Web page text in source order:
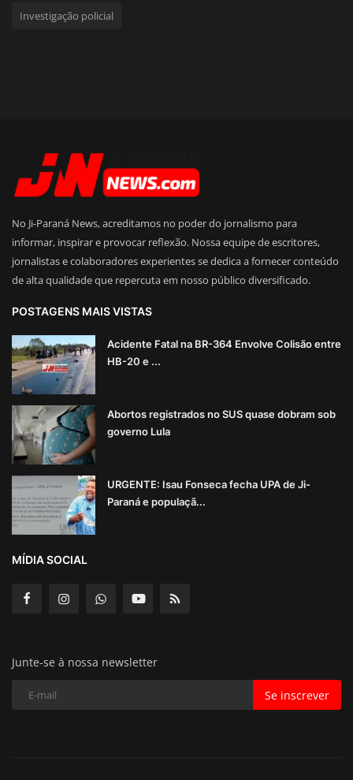
Investigação policial
No Ji-Paraná News, acreditamos no poder do jornalismo para
informar, inspirar e provocar reflexão. Nossa equipe de escritores,
jornalistas e colaboradores experientes se dedica a fornecer conteúdo
de alta qualidade que repercuta em nosso público diversificado.
POSTAGENS MAIS VISTAS
Acidente Fatal na BR-364 Envolve Colisão entre
HB-20 e ...
Abortos registrados no SUS quase dobram sob
governo Lula
URGENTE: Isau Fonseca fecha UPA de Ji-
Paraná e populaçã...
MÍDIA SOCIAL
Junte-se à nossa newsletter
Se inscrever